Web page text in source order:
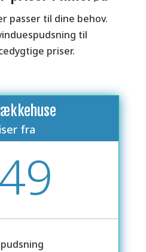
passer til dine behov.
til
priser.
fra